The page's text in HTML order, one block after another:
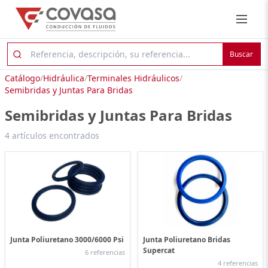
Buscar
Catálogo/Hidráulica/Terminales Hidráulicos/
Semibridas y Juntas Para Bridas
Semibridas y Juntas Para Bridas
4 artículos encontrados
Junta Poliuretano 3000/6000 Psi
6 referencias
Junta Poliuretano Bridas
Supercat
4 referencias